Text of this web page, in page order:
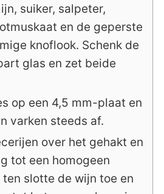
suiker, salpeter,
en de geperste
knoflook. Schenk de
glas en zet beide
op een 4,5 mm-plaat en
varken steeds af.
over het gehakt en
tot een homogeen
ten slotte de wijn toe en